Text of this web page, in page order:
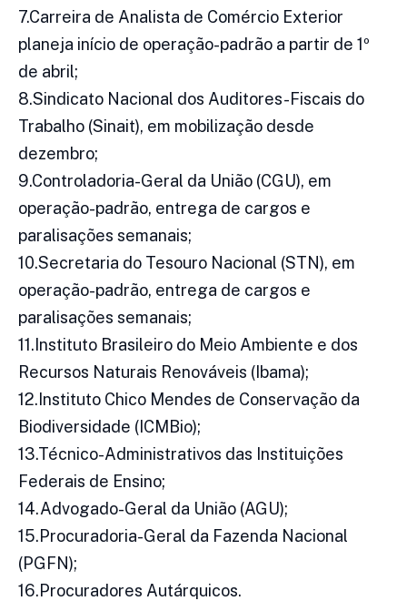
7.Carreira de Analista de Comércio Exterior
planeja início de operação-padrão a partir de 1º
de abril;
8.Sindicato Nacional dos Auditores-Fiscais do
Trabalho (Sinait), em mobilização desde
dezembro;
9.Controladoria-Geral da União (CGU), em
operação-padrão, entrega de cargos e
paralisações semanais;
10.Secretaria do Tesouro Nacional (STN), em
operação-padrão, entrega de cargos e
paralisações semanais;
11.Instituto Brasileiro do Meio Ambiente e dos
Recursos Naturais Renováveis (Ibama);
12.Instituto Chico Mendes de Conservação da
Biodiversidade (ICMBio);
13.Técnico-Administrativos das Instituições
Federais de Ensino;
14.Advogado-Geral da União (AGU);
15.Procuradoria-Geral da Fazenda Nacional
(PGFN);
16.Procuradores Autárquicos.